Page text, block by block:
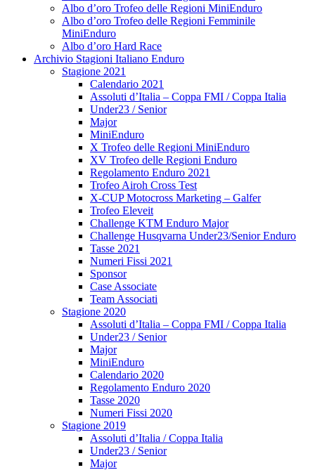
Albo d’oro Trofeo delle Regioni MiniEnduro
Albo d’oro Trofeo delle Regioni Femminile
MiniEnduro
Albo d’oro Hard Race
Archivio Stagioni Italiano Enduro
Stagione 2021
Calendario 2021
Assoluti d’Italia – Coppa FMI / Coppa Italia
Under23 / Senior
Major
MiniEnduro
X Trofeo delle Regioni MiniEnduro
XV Trofeo delle Regioni Enduro
Regolamento Enduro 2021
Trofeo Airoh Cross Test
X-CUP Motocross Marketing – Galfer
Trofeo Eleveit
Challenge KTM Enduro Major
Challenge Husqvarna Under23/Senior Enduro
Tasse 2021
Numeri Fissi 2021
Sponsor
Case Associate
Team Associati
Stagione 2020
Assoluti d’Italia – Coppa FMI / Coppa Italia
Under23 / Senior
Major
MiniEnduro
Calendario 2020
Regolamento Enduro 2020
Tasse 2020
Numeri Fissi 2020
Stagione 2019
Assoluti d’Italia / Coppa Italia
Under23 / Senior
Major